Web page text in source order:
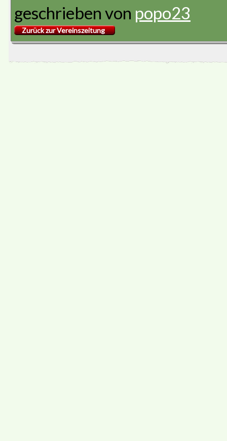
geschrieben von popo23
Zurück zur Vereinszeitung